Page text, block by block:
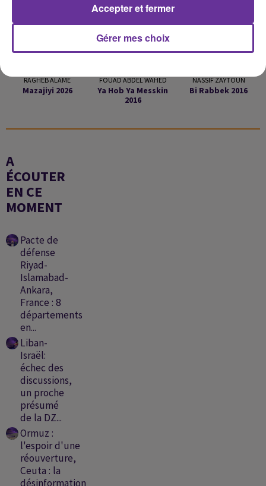
RAGHEB ALAME
Mazajiyi 2026
FOUAD ABDEL WAHED
Ya Hob Ya Messkin
2016
NASSIF ZAYTOUN
Bi Rabbek 2016
A
ÉCOUTER
EN CE
MOMENT
Pacte de
défense
Riyad-
Islamabad-
Ankara,
France : 8
départements
en...
Liban-
Israël:
échec des
discussions,
un proche
présumé
de la DZ...
Ormuz :
l'espoir d'une
réouverture,
Ceuta : la
désinformation
Gérer mes choix
Accepter et fermer